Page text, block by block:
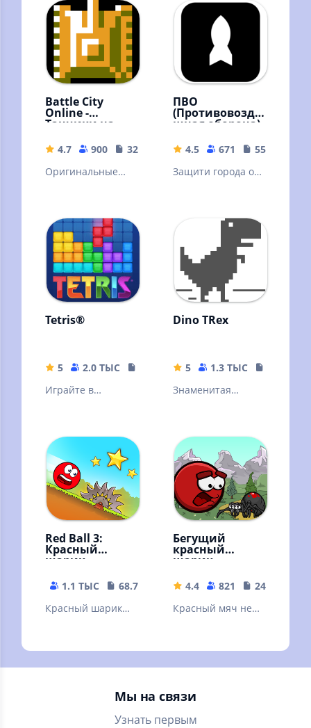
Battle City
Online -
Танчики на
4.7 900
32.38 MB
Оригинальные
ПВО
(Противовозду
шная оборона)
4.5 671
55.09 MB
Защити города от
Tetris®
5 2.0 ТЫС
160.88 MB
Играйте в
угодно и где
угодно. Tetris®
навсегда!
Dino TRex
5 1.3 ТЫС
Знаменитая
Red Ball 3:
Красный
шарик
1.1 ТЫС
68.72 MB
Красный шарик－
через препятствия
ради любви!
Бегущий
красный
шарик
4.4 821
24.52 MB
Красный мяч не
красный шар.
Прыгун - аркада.
Мы на связи
Узнать первым